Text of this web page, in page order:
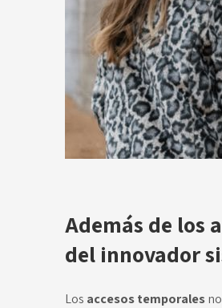
Además de los
del innovador
Los accesos temporales